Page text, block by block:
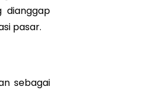
dianggap
pasar.
sebagai